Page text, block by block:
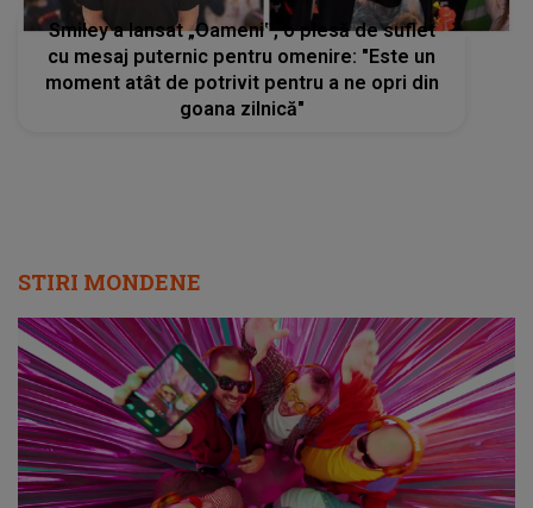
Smiley a lansat „Oameni‟, o piesă de suflet
cu mesaj puternic pentru omenire: "Este un
moment atât de potrivit pentru a ne opri din
goana zilnică"
STIRI MONDENE